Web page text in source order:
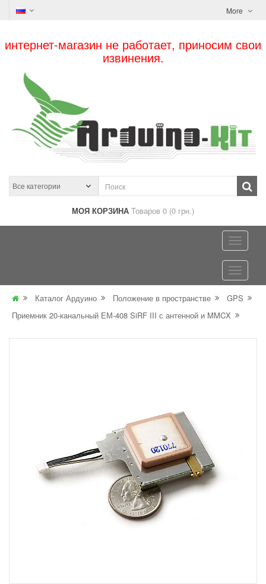
More
интернет-магазин не работает, приносим свои
извинения.
МОЯ КОРЗИНА Товаров 0 (0 грн.)
Каталог Ардуино Положение в пространстве
GPS
Приемник 20-канальный ЕМ-408 SiRF III с антенной и MMCX